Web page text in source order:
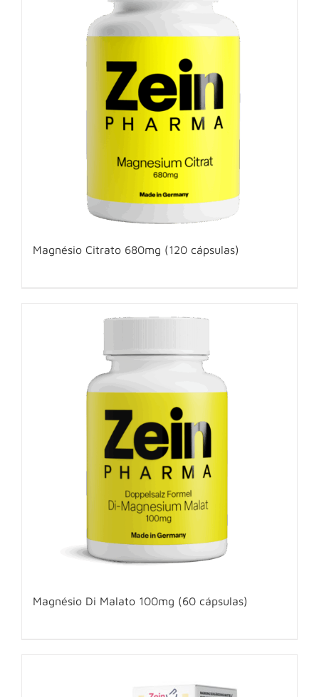
Magnésio Citrato 680mg (120 cápsulas)
Magnésio Di Malato 100mg (60 cápsulas)